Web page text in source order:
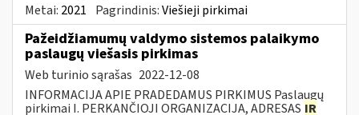
Metai: 2021 Pagrindinis:Viešieji pirkimai
Pažeidžiamumų valdymo sistemos palaikymo
paslaugų viešasis pirkimas
Web turinio sąrašas 2022-12-08
INFORMACIJA APIE PRADEDAMUS PIRKIMUS Paslaugų
pirkimai I. PERKANČIOJI ORGANIZACIJA, ADRESAS IR